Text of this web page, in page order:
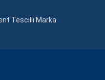
Tescilli Marka